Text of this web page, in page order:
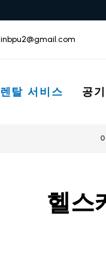
inbpu2@gmail.com
렌탈 서비스 공
헬스